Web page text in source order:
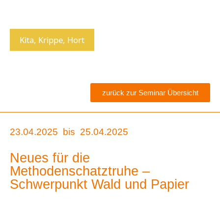
Kita, Krippe, Hort
zurück zur Seminar Übersicht
23.04.2025 bis 25.04.2025
Neues für die
Methodenschatztruhe –
Schwerpunkt Wald und Papier